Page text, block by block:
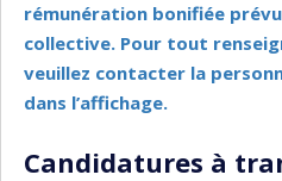
rémunération bonifiée
collective. Pour tout
veuillez contacter la
dans l’affichage.
Candidatures à